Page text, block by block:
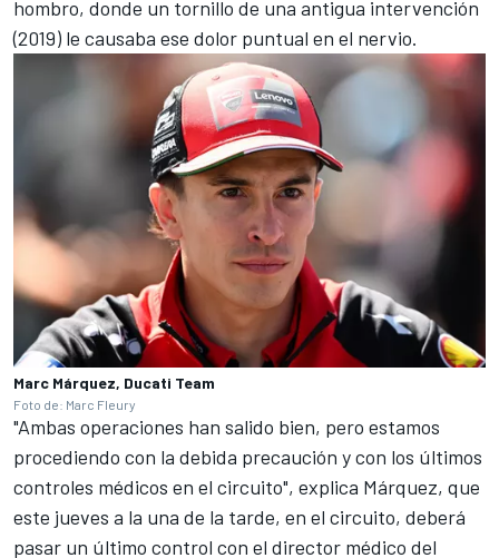
hombro, donde un tornillo de una antigua intervención
(2019) le causaba ese dolor puntual en el nervio.
Marc Márquez, Ducati Team
Foto de: Marc Fleury
"Ambas operaciones han salido bien, pero estamos
procediendo con la debida precaución y con los últimos
controles médicos en el circuito", explica Márquez, que
este jueves a la una de la tarde, en el circuito, deberá
pasar un último control con el director médico del